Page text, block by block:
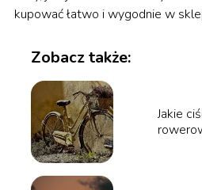
kupować łatwo i wygodnie w
Zobacz także:
Jakie